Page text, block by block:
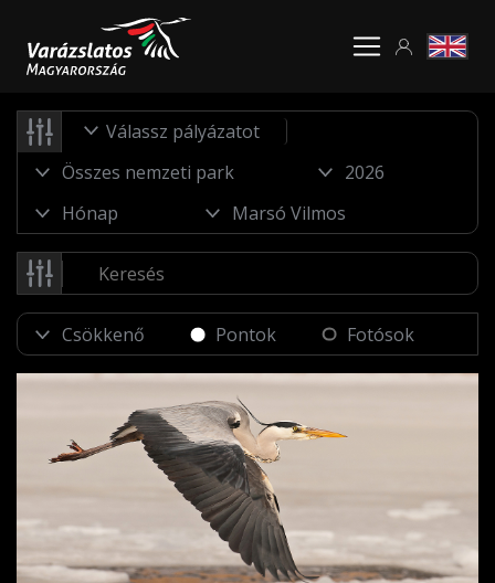
Válassz pályázatot
Pontok Fotósok